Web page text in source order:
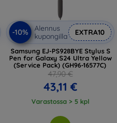
-10%
Alennus
kupongilla
EXTRA10
Samsung EJ-PS928BYE Stylus S
Pen for Galaxy S24 Ultra Yellow
(Service Pack) (GH96-16577C)
47,90 €
43,11 €
Varastossa > 5 kpl